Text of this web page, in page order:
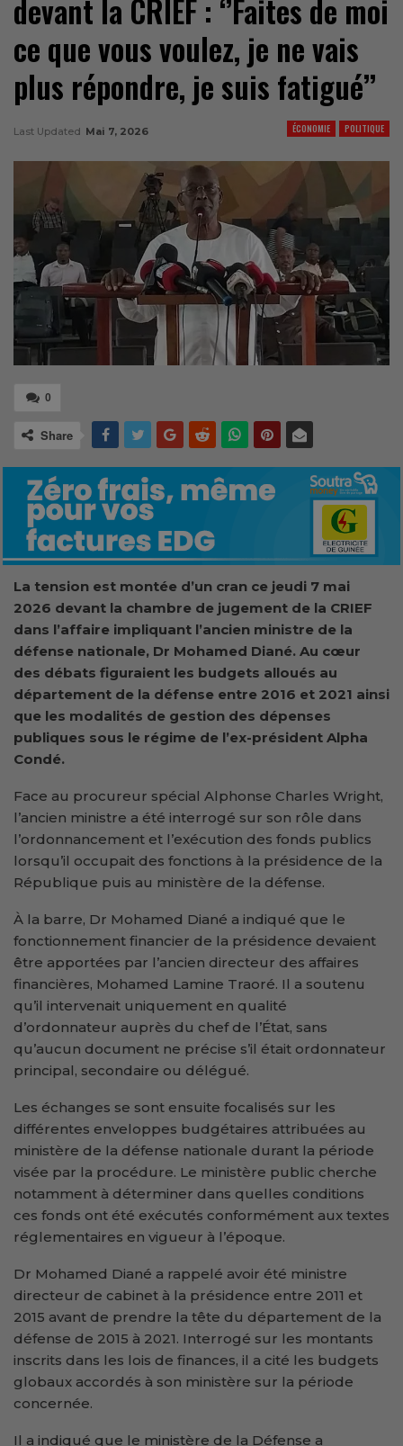
devant la CRIEF : ‘’Faites de moi
ce que vous voulez, je ne vais
plus répondre, je suis fatigué’’
ÉCONOMIE POLITIQUE
Last Updated Mai 7, 2026
0
Share
La tension est montée d’un cran ce jeudi 7 mai
2026 devant la chambre de jugement de la CRIEF
dans l’affaire impliquant l’ancien ministre de la
défense nationale, Dr Mohamed Diané. Au cœur
des débats figuraient les budgets alloués au
département de la défense entre 2016 et 2021 ainsi
que les modalités de gestion des dépenses
publiques sous le régime de l’ex-président Alpha
Condé.
Face au procureur spécial Alphonse Charles Wright,
l’ancien ministre a été interrogé sur son rôle dans
l’ordonnancement et l’exécution des fonds publics
lorsqu’il occupait des fonctions à la présidence de la
République puis au ministère de la défense.
À la barre, Dr Mohamed Diané a indiqué que le
fonctionnement financier de la présidence devaient
être apportées par l’ancien directeur des affaires
financières, Mohamed Lamine Traoré. Il a soutenu
qu’il intervenait uniquement en qualité
d’ordonnateur auprès du chef de l’État, sans
qu’aucun document ne précise s’il était ordonnateur
principal, secondaire ou délégué.
Les échanges se sont ensuite focalisés sur les
différentes enveloppes budgétaires attribuées au
ministère de la défense nationale durant la période
visée par la procédure. Le ministère public cherche
notamment à déterminer dans quelles conditions
ces fonds ont été exécutés conformément aux textes
réglementaires en vigueur à l’époque.
Dr Mohamed Diané a rappelé avoir été ministre
directeur de cabinet à la présidence entre 2011 et
2015 avant de prendre la tête du département de la
défense de 2015 à 2021. Interrogé sur les montants
inscrits dans les lois de finances, il a cité les budgets
globaux accordés à son ministère sur la période
concernée.
Il a indiqué que le ministère de la Défense a